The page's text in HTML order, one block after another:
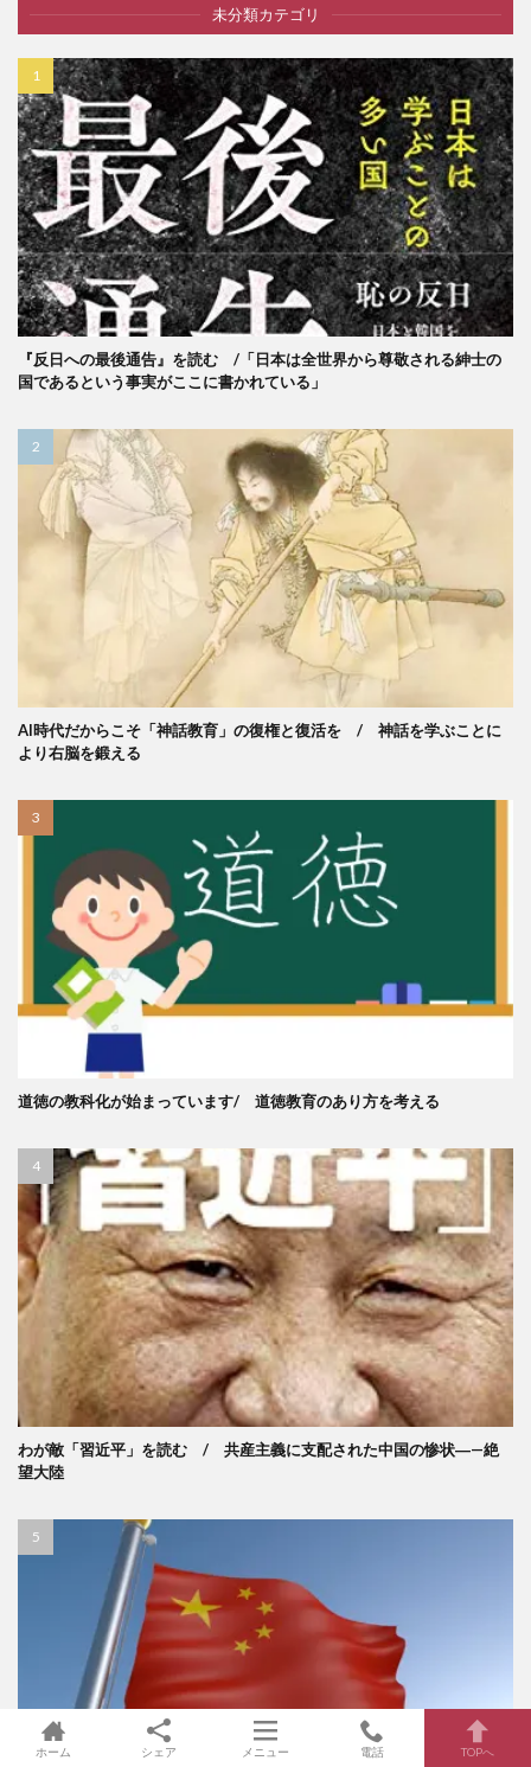
未分類カテゴリ
『反日への最後通告』を読む /「日本は全世界から尊敬される紳士の
国であるという事実がここに書かれている」
AI時代だからこそ「神話教育」の復権と復活を / 神話を学ぶことに
より右脳を鍛える
道徳の教科化が始まっています/ 道徳教育のあり方を考える
わが敵「習近平」を読む / 共産主義に支配された中国の惨状―—絶
望大陸
ホーム シェア メニュー 電話 TOPへ